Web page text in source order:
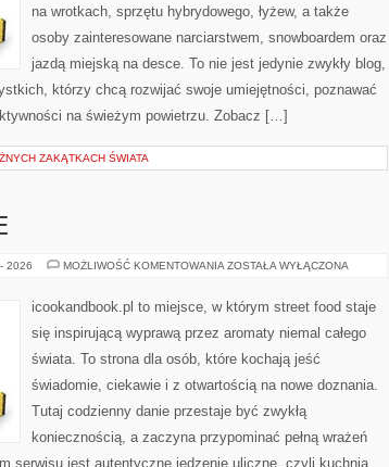
na wrotkach, sprzętu hybrydowego, łyżew, a także
osoby zainteresowane narciarstwem, snowboardem oraz
jazdą miejską na desce. To nie jest jedynie zwykły blog,
którzy chcą rozwijać swoje umiejętności, poznawać
na świeżym powietrzu. Zobacz […]
ZAKĄTKACH ŚWIATA
2026 MOŻLIWOŚĆ KOMENTOWANIA INNE
ZOSTAŁA WYŁĄCZONA
icookandbook.pl to miejsce, w którym street food staje
się inspirującą wyprawą przez aromaty niemal całego
świata. To strona dla osób, które kochają jeść
świadomie, ciekawie i z otwartością na nowe doznania.
Tutaj codzienny danie przestaje być zwykłą
koniecznością, a zaczyna przypominać pełną wrażeń
serwisu jest autentyczne jedzenie uliczne, czyli kuchnia,